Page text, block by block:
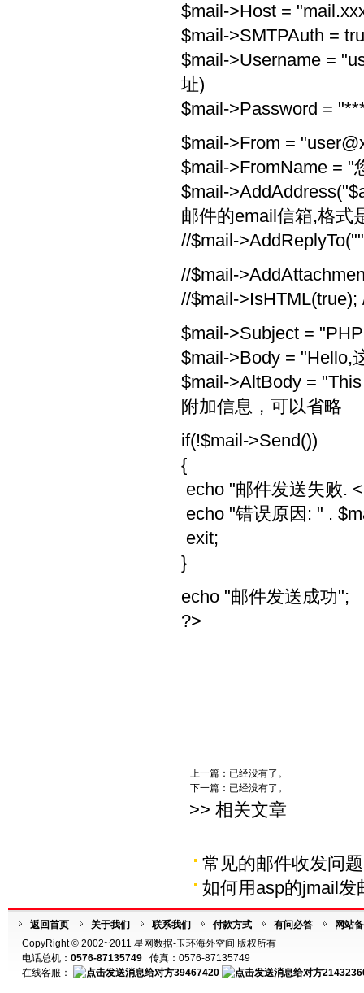
$mail->Host =
$mail->SMTPAuth =
$mail->Username = "
址)
$mail->Password =
$mail->From = "
$mail->FromName = "
$mail-
邮件的email信箱,格式
//$mail-
//$mail-
//$mail-
$mail->Subject =
$mail->Body = "Hello,
$mail->AltBody =
附加信息，可以省略
if(!$mail->Send())
{
echo "邮件发送失败.
echo "错误原因: " .
exit;
}
echo "邮件发送成功";
?>
上一篇：已经没有了。
下一篇：已经没有了。
>> 相关文章
常见的邮件收发问
如何用asp的jmail发
返回首页 关于我们 联系我们 付款方式 有问必答
网站
CopyRight © 2002~2011 星网数据-玉环海外空间 版权所有
电话总机： 0576-87135749 传真：0576-87135749
在线客服：
39467420